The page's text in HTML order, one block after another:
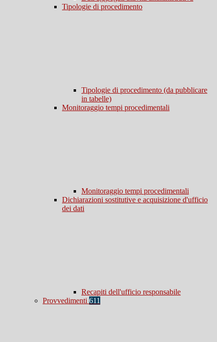
Tipologie di procedimento
Tipologie di procedimento (da pubblicare
in tabelle)
Monitoraggio tempi procedimentali
Monitoraggio tempi procedimentali
Dichiarazioni sostitutive e acquisizione d'ufficio
dei dati
Recapiti dell'ufficio responsabile
Provvedimenti 611